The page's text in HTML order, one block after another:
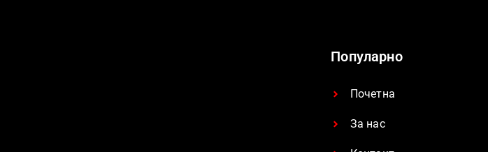
Популарно
Почетна
За нас